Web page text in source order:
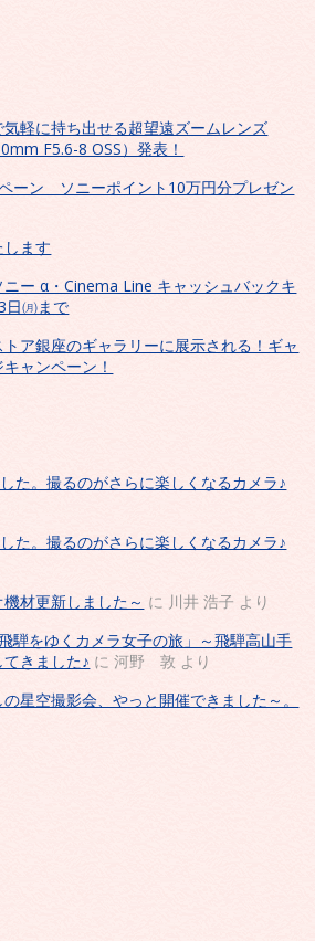
気軽に持ち出せる超望遠ズームレンズ
F5.6-8 OSS）発表！
ーン ソニーポイント10万円分プレゼン
ます
ニー α・Cinema Line キャッシュバックキ
日㈪まで
ア銀座のギャラリーに展示される！ギャ
ャンペーン！
た。撮るのがさらに楽しくなるカメラ♪
た。撮るのがさらに楽しくなるカメラ♪
材更新しました～ に 川井 浩子 より
騨をゆくカメラ女子の旅」～飛騨高山手
きました♪ に河野 敦 より
星空撮影会、やっと開催できました～。